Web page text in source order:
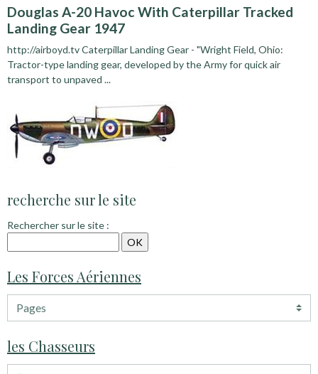
Douglas A-20 Havoc With Caterpillar Tracked
Landing Gear 1947
http://airboyd.tv Caterpillar Landing Gear - "Wright Field, Ohio:
Tractor-type landing gear, developed by the Army for quick air
transport to unpaved ...
recherche sur le site
Rechercher sur le site :
Les Forces Aériennes
les Chasseurs